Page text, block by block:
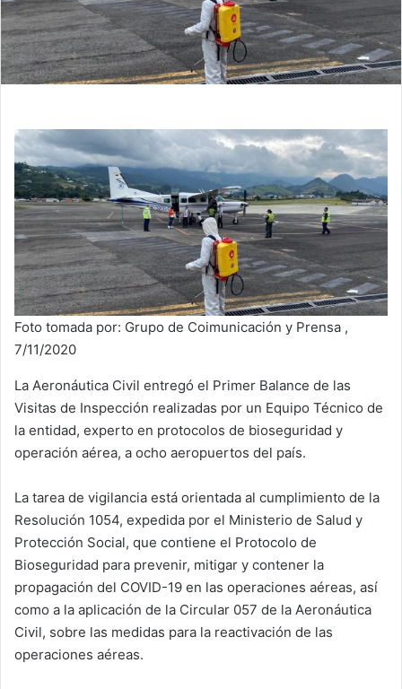
Foto tomada por: Grupo de Coimunicación y Prensa ,
7/11/2020
La Aeronáutica Civil entregó el Primer Balance de las
Visitas de Inspección realizadas por un Equipo Técnico de
la entidad, experto en protocolos de bioseguridad y
operación aérea, a ocho aeropuertos del país.
La tarea de vigilancia está orientada al cumplimiento de la
Resolución 1054, expedida por el Ministerio de Salud y
Protección Social, que contiene el Protocolo de
Bioseguridad para prevenir, mitigar y contener la
propagación del COVID-19 en las operaciones aéreas, así
como a la aplicación de la Circular 057 de la Aeronáutica
Civil, sobre las medidas para la reactivación de las
operaciones aéreas.